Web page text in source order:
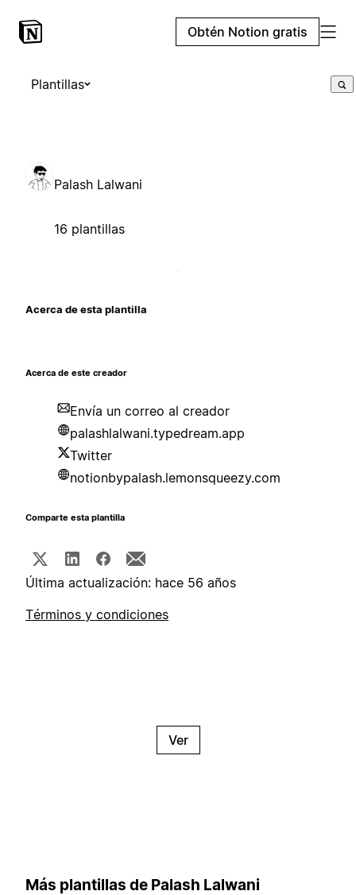
Obtén Notion gratis
Plantillas
Palash Lalwani
16 plantillas
Acerca de esta plantilla
Acerca de este creador
Envía un correo al creador
palashlalwani.typedream.app
Twitter
notionbypalash.lemonsqueezy.com
Comparte esta plantilla
Última actualización: hace 56 años
Términos y condiciones
Ver
Más plantillas de Palash Lalwani